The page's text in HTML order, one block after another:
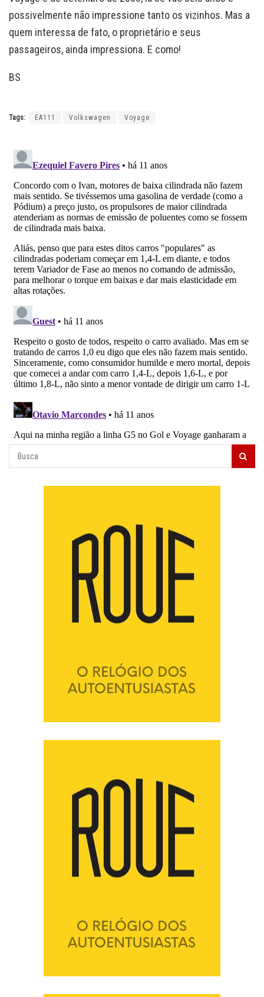
possivelmente não impressione tanto os vizinhos. Mas a
quem interessa de fato, o proprietário e seus
passageiros, ainda impressiona. E como!
BS
Tags: EA111 Volkswagen Voyage